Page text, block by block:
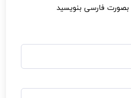
بصورت فارسی بنویسید